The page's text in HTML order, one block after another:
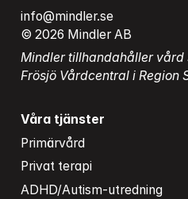
info@mindler.se
© 2026 Mindler AB
Mindler tillhandahåller vård
Frösjö Vårdcentral i Region
Våra tjänster
Primärvård
Privat terapi
ADHD/Autism-utredning